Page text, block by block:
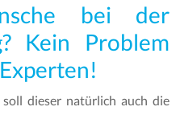
bei der
Kein Problem
dieser natürlich auch die